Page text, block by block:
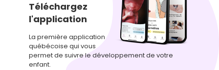
Téléchargez
l'application
La première application
québécoise qui vous
permet de suivre le développement de votre
enfant.